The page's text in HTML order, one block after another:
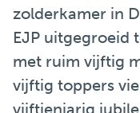
zolderkamer in
EJP uitgegroeid
met ruim vijftig
vijftig toppers
vijftienjarig